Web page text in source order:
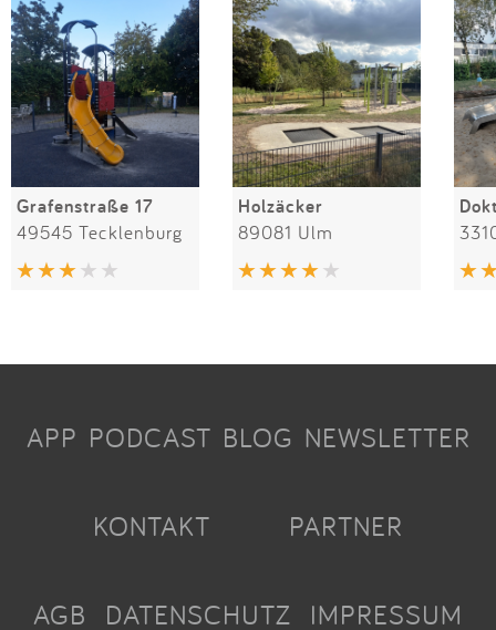
Grafenstraße 17
49545 Tecklenburg
Holzäcker
89081 Ulm
APP PODCAST BLOG NEWSLETTER
KONTAKT PARTNER
AGB DATENSCHUTZ IMPRESSUM